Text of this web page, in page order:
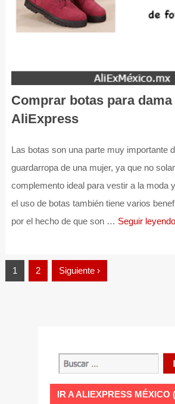
Comprar botas para dama
AliExpress
Las botas son una parte muy importante
guardarropa de una mujer, ya que no
complemento ideal para vestir a la moda
el uso de botas también tiene varios
por el hecho de que son … Seguir
Paginación
1 2 Siguiente ›
IR A ALIEXPRESS MÉXICO